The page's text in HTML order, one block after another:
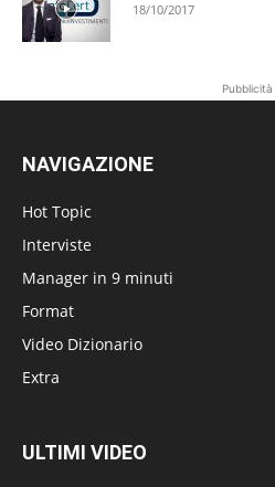
18/10/2017
Pubblicità
NAVIGAZIONE
Hot Topic
Interviste
Manager in 9 minuti
Format
Video Dizionario
Extra
ULTIMI VIDEO